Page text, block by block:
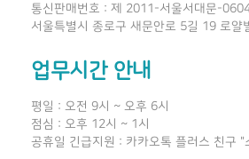
통신판매번호 : 제 2011-서울서대문-
서울특별시 종로구 새문안로 5길 19 로얄
업무시간 안내
평일 : 오전 9시 ~ 오후 6시
점심 : 오후 12시 ~ 1시
공휴일 긴급지원 : 카카오톡 플러스 친구 "